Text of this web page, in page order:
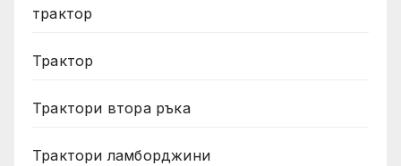
трактор
Трактор
Трактори втора ръка
Трактори ламборджини